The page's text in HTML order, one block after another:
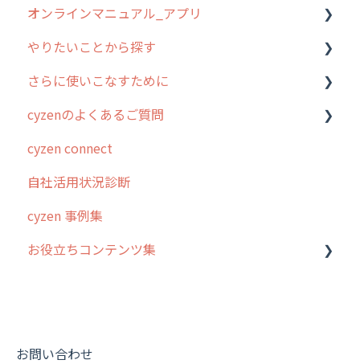
1. cyzenについて知ろう
2. 主要機能の概要
3. cyzenの位置情報取得について
4. cyzen利用前の準備：システム管理者編
5. 基本的な使い方：システム管理者編
6. 基本的な使い方：ユーザー編
7. 初心者向けよくある質問集
8. 用語集
【業界業種別】cyzen設定方法
管理サイトの使い始め
ユーザー・グループ管理
行動管理
予定管理
スポット
ステータス・主観
報告書・行動種別
勤怠管理
帳票出力
オンラインマニュアル_アプリ
アプリの使い始め
ホーム画面
スポット
報告閲覧
予定
日報
履歴
パフォーマンス
やりたいことから探す
行動管理
勤怠管理
予定管理
スポット
ステータス・主観
報告書・行動種別
活動通知
さらに使いこなすために
はじめに
スポット・ステータス関連オプション
交通費自動計算
安全走行支援
写真管理・高画質化
その他オプション
cyzenのよくあるご質問
ログインについて
グループ・ユーザーについて
GPS・位置情報 について
ルート自動記録 について
報告書について
cyzen connect
自社活用状況診断
cyzen 事例集
お役立ちコンテンツ集
動画集：共通
お問い合わせ